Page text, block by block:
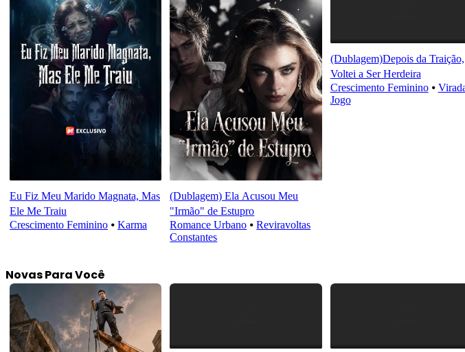
Eu Fiz Meu Marido Magnata, Mas
Ele Me Traiu
Crescimento Feminino ⦁ Karma
(Dublagem) Ela Acusou Meu
"Irmão" de Estupro
Romance Urbano ⦁Reviravoltas
Constantes
(Dublagem)Depois da Traição,
Voltei a Ser Herdeira
Crescimento Feminino⦁
Jogo
Novas Para Você